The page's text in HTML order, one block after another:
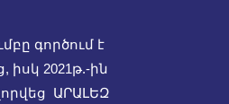
գործում է
իսկ 2021թ.-ին
ԱՐԱԼԵԶ